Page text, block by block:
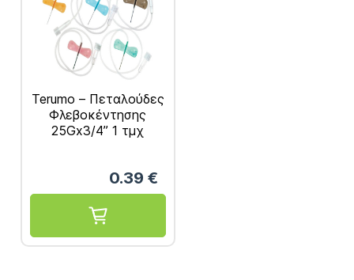
Terumo – Πεταλούδες
Φλεβοκέντησης
25Gx3/4” 1 τμχ
0.39 €